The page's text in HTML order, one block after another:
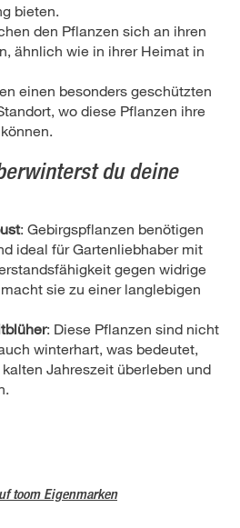
bieten.
den Pflanzen sich an ihren
ähnlich wie in ihrer Heimat in
einen besonders geschützten
wo diese Pflanzen ihre
du deine
: Gebirgspflanzen benötigen
ideal für Gartenliebhaber mit
gegen widrige
sie zu einer langlebigen
: Diese Pflanzen sind nicht
winterhart, was bedeutet,
Jahreszeit überleben und
toom Eigenmarken